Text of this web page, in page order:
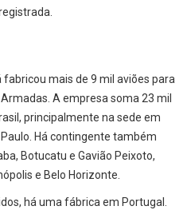
fabricou mais de 9 mil aviões para
A empresa soma 23 mil
principalmente na sede em
Há contingente também
Botucatu e Gavião Peixoto,
e Belo Horizonte.
há uma fábrica em Portugal.